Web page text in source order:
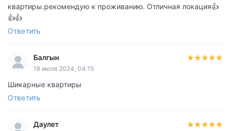
квартиры.рекомендую к проживанию. Отличная локация👍
👍👍
Ответить
Балгын
18 июля 2024, 04:15
Шикарные квартиры
Ответить
Даулет